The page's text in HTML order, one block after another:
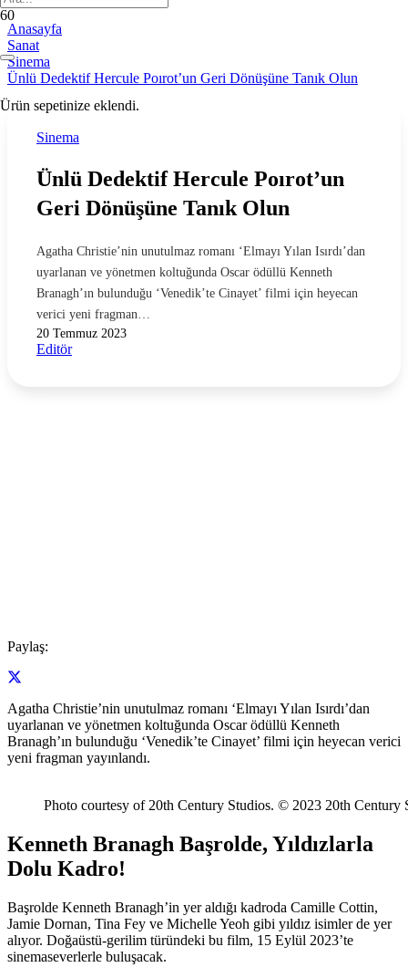
Ürün sepetinize eklendi.
Anasayfa
Sanat
Sinema
Ünlü Dedektif Hercule Poırot’un Geri Dönüşüne Tanık Olun
Sinema
Ünlü Dedektif Hercule Poırot’un
Geri Dönüşüne Tanık Olun
Agatha Christie’nin unutulmaz romanı ‘Elmayı Yılan Isırdı’dan
uyarlanan ve yönetmen koltuğunda Oscar ödüllü Kenneth
Branagh’ın bulunduğu ‘Venedik’te Cinayet’ filmi için heyecan
verici yeni fragman…
20 Temmuz 2023
Editör
Paylaş:
Agatha Christie’nin unutulmaz romanı ‘Elmayı Yılan Isırdı’dan
uyarlanan ve yönetmen koltuğunda Oscar ödüllü Kenneth
Branagh’ın bulunduğu ‘Venedik’te Cinayet’ filmi için heyecan verici
yeni fragman yayınlandı.
Photo courtesy of 20th Century Studios. © 2023 20th Century
Kenneth Branagh Başrolde, Yıldızlarla
Dolu Kadro!
Başrolde Kenneth Branagh’in yer aldığı kadroda Camille Cottin,
Jamie Dornan, Tina Fey ve Michelle Yeoh gibi yıldız isimler de yer
alıyor. Doğaüstü-gerilim türündeki bu film, 15 Eylül 2023’te
sinemaseverlerle buluşacak.